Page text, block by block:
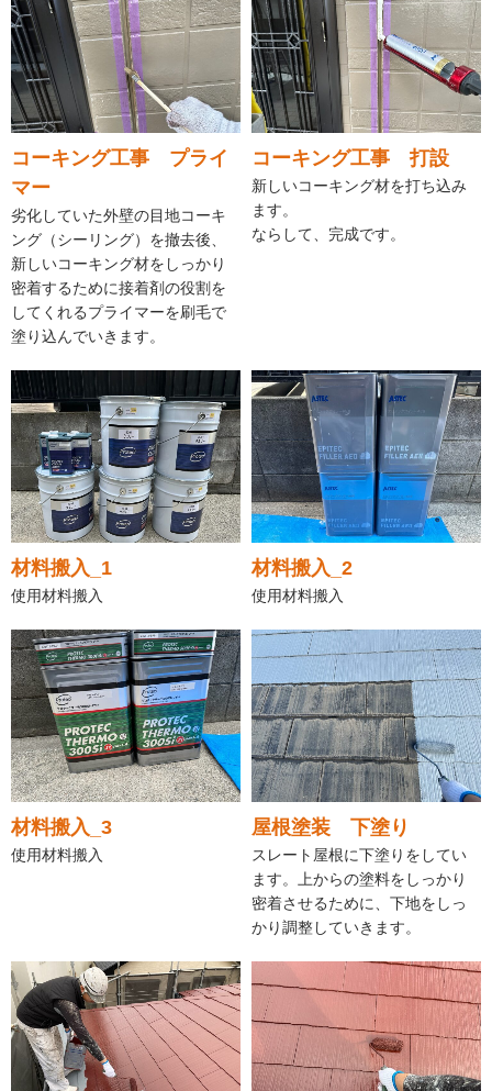
コーキング工事 プライ
マー
劣化していた外壁の目地コーキ
ング（シーリング）を撤去後、
新しいコーキング材をしっかり
密着するために接着剤の役割を
してくれるプライマーを刷毛で
塗り込んでいきます。
コーキング工事 打設
新しいコーキング材を打ち込み
ます。
ならして、完成です。
材料搬入_1
使用材料搬入
材料搬入_2
使用材料搬入
材料搬入_3
使用材料搬入
屋根塗装 下塗り
スレート屋根に下塗りをしてい
ます。上からの塗料をしっかり
密着させるために、下地をしっ
かり調整していきます。